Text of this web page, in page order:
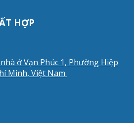
HỢP
ở Vạn Phúc 1, Phường Hiệp
Minh, Việt Nam